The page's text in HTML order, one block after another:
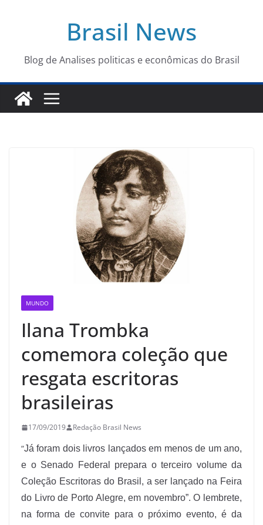
conteúdo
Brasil News
Blog de Analises politicas e econômicas do Brasil
MUNDO
Ilana Trombka
comemora coleção que
resgata escritoras
brasileiras
17/09/2019 Redação Brasil News
“Já foram dois livros lançados em menos de um ano,
e o Senado Federal prepara o terceiro volume da
Coleção Escritoras do Brasil, a ser lançado na Feira
do Livro de Porto Alegre, em novembro”. O lembrete,
na forma de convite para o próximo evento, é da